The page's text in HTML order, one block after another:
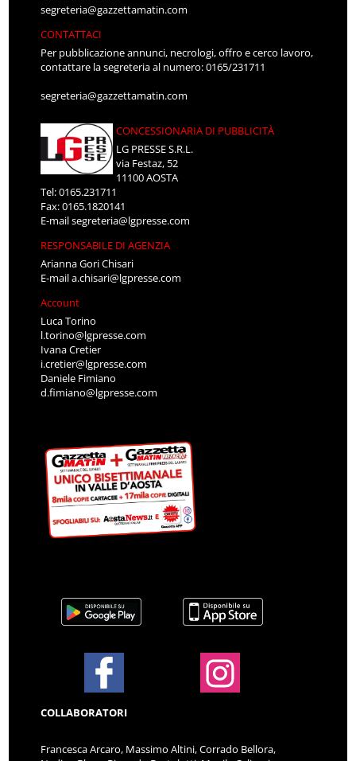
segreteria@gazzettamatin.com
CONTATTACI
Per pubblicazione annunci, necrologi, offro e cerco lavoro,
contattare la segreteria al numero: 0165/231711
segreteria@gazzettamatin.com
CONCESSIONARIA DI PUBBLICITÀ
LG PRESSE S.R.L.
via Festaz, 52
11100 AOSTA
Tel: 0165.231711
Fax: 0165.1820141
E-mailsegreteria@lgpresse.com
RESPONSABILE DI AGENZIA
Arianna Gori Chisari
E-maila.chisari@lgpresse.com
Account
Luca Torino
l.torino@lgpresse.com
Ivana Cretier
i.cretier@lgpresse.com
Daniele Fimiano
d.fimiano@lgpresse.com
COLLABORATORI
Francesca Arcaro, Massimo Altini, Corrado Bellora,